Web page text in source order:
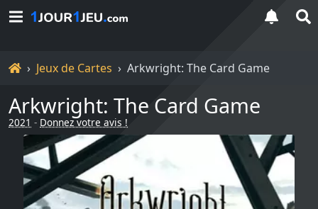
Accueil
Jeux de Cartes Arkwright: The Card Game
Arkwright: The Card Game
2021 - Donnez votre avis !